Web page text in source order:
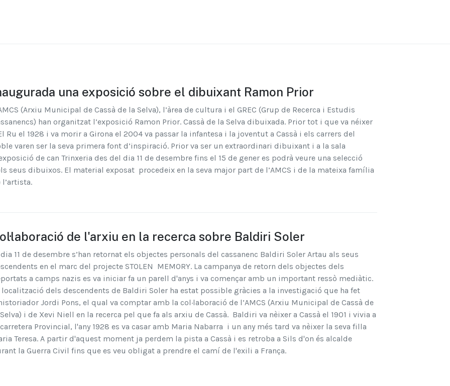
una exposició sobre el dibuixant Ramon Prior
(Arxiu Municipal de Cassà de la Selva), l’àrea de cultura i el GREC (Grup de Recerca i Estudis
han organitzat l’exposició Ramon Prior. Cassà de la Selva dibuixada. Prior tot i que va néixer
Ru el 1928 i va morir a Girona el 2004 va passar la infantesa i la joventut a Cassà i els carrers del
varen ser la seva primera font d’inspiració. Prior va ser un extraordinari dibuixant i a la sala
de can Trinxeria des del dia 11 de desembre fins el 15 de gener es podrà veure una selecció
seus dibuixos. El material exposat procedeix en la seva major part de l’AMCS i de la mateixa família
l’artista.
de l'arxiu en la recerca sobre Baldiri Soler
11 de desembre s’han retornat els objectes personals del cassanenc Baldiri Soler Artau als seus
en el marc del projecte STOLEN MEMORY. La campanya de retorn dels objectes dels
a camps nazis es va iniciar fa un parell d'anys i va començar amb un important ressò mediàtic.
localització dels descendents de Baldiri Soler ha estat possible gràcies a la investigació que ha fet
Jordi Pons, el qual va comptar amb la col·laboració de l’AMCS (Arxiu Municipal de Cassà de
i de Xevi Niell en la recerca pel que fa als arxiu de Cassà. Baldiri va nèixer a Cassà el 1901 i vivia a
Provincial, l'any 1928 es va casar amb Maria Nabarra i un any més tard va nèixer la seva filla
Teresa. A partir d'aquest moment ja perdem la pista a Cassà i es retroba a Sils d'on és alcalde
la Guerra Civil fins que es veu obligat a prendre el camí de l'exili a França.